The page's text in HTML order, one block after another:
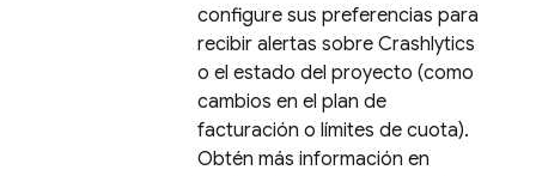
configure sus preferencias para
recibir alertas sobre Crashlytics
o el estado del proyecto (como
cambios en el plan de
facturación o límites de cuota).
Obtén más información en